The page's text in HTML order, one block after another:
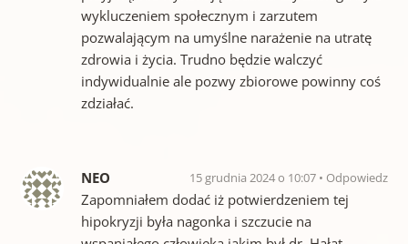
wykluczeniem społecznym i zarzutem
pozwalającym na umyślne narażenie na utratę
zdrowia i życia. Trudno będzie walczyć
indywidualnie ale pozwy zbiorowe powinny coś
zdziałać.
NEO 15 grudnia 2024 o 10:07 Odpowiedz
Zapomniałem dodać iż potwierdzeniem tej
hipokryzji była nagonka i szczucie na